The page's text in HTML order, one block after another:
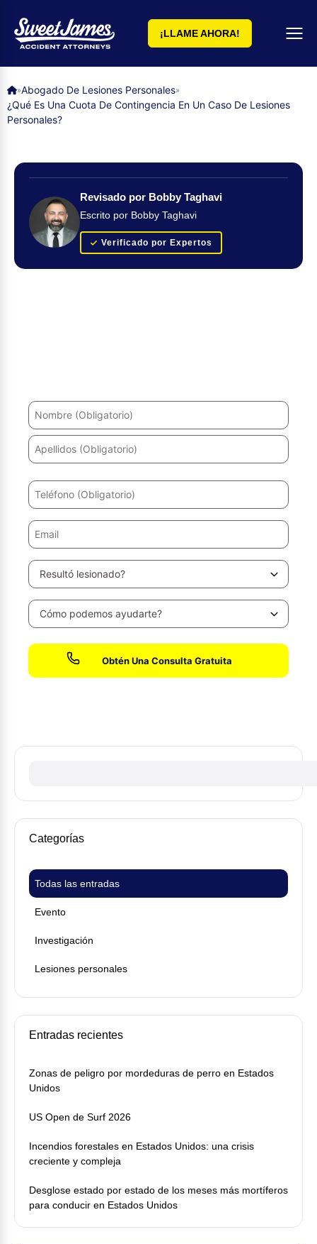
¡LLAME AHORA!
»Abogado De Lesiones Personales»
¿Qué Es Una Cuota De Contingencia En Un Caso De Lesiones
Personales?
Revisado por Bobby Taghavi
Escrito por Bobby Taghavi
Verificado por Expertos
Categorías
Evento
Investigación
Lesiones personales
Todas las entradas
Entradas recientes
Zonas de peligro por mordeduras de perro en Estados
Unidos
US Open de Surf 2026
Incendios forestales en Estados Unidos: una crisis
creciente y compleja
Desglose estado por estado de los meses más mortíferos
para conducir en Estados Unidos